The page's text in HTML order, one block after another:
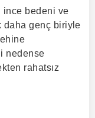
ince bedeni ve
daha genç biriyle
nedense
rahatsız